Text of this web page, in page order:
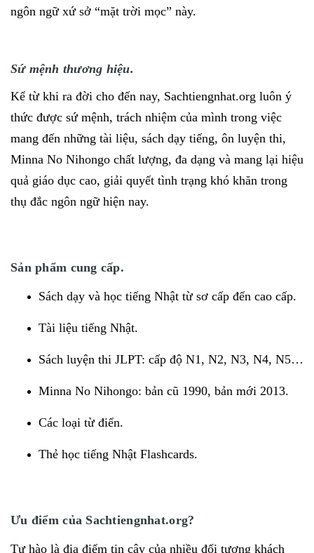
ngôn ngữ xứ sở “mặt trời mọc” này.
Sứ mệnh thương hiệu.
Kể từ khi ra đời cho đến nay, Sachtiengnhat.org luôn ý
thức được sứ mệnh, trách nhiệm của mình trong việc
mang đến những tài liệu, sách dạy tiếng, ôn luyện thi,
Minna No Nihongo chất lượng, đa dạng và mang lại hiệu
quả giáo dục cao, giải quyết tình trạng khó khăn trong
thụ đắc ngôn ngữ hiện nay.
Sản phẩm cung cấp.
Sách dạy và học tiếng Nhật từ sơ cấp đến cao cấp.
Tài liệu tiếng Nhật.
Sách luyện thi JLPT: cấp độ N1, N2, N3, N4, N5…
Minna No Nihongo: bản cũ 1990, bản mới 2013.
Các loại từ điển.
Thẻ học tiếng Nhật Flashcards.
Ưu điểm của Sachtiengnhat.org?
Tự hào là địa điểm tin cậy của nhiều đối tượng khách